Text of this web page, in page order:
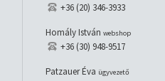
+36 (20) 346-3933
Homály István webshop
+36 (30) 948-9517
Patzauer Éva ügyvezető